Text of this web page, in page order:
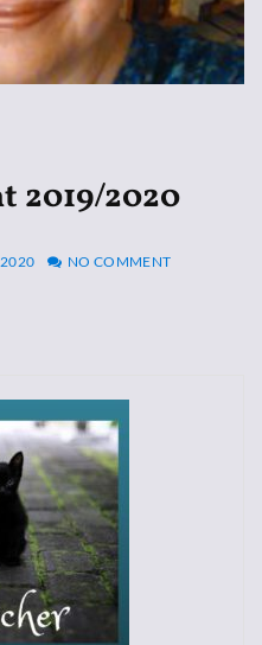
2019/2020
NO COMMENT